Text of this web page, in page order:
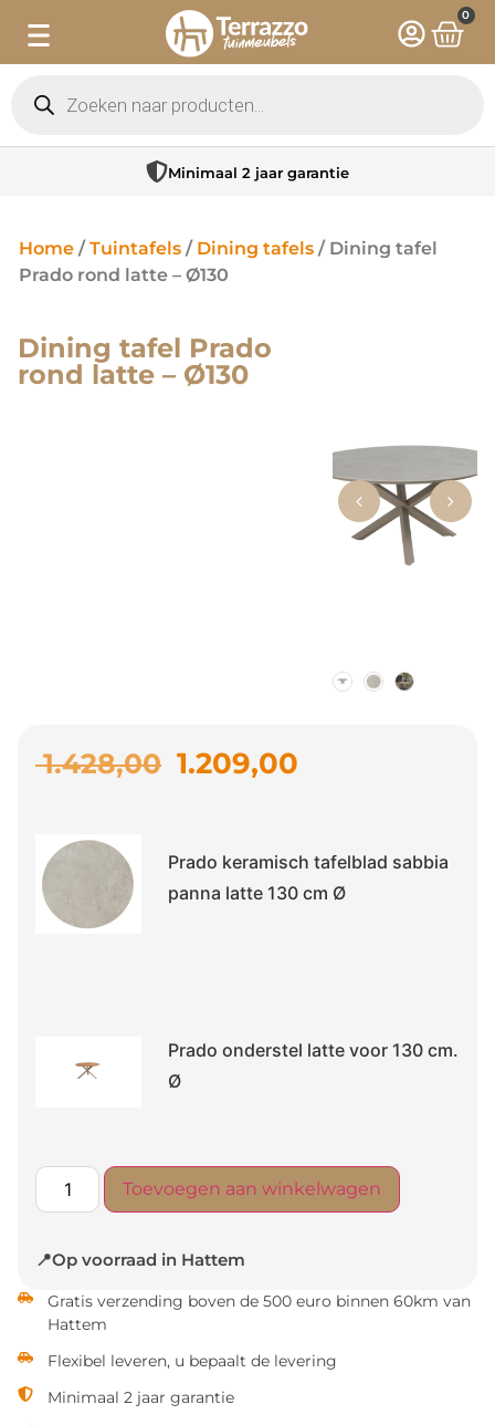
0
Minimaal 2 jaar garantie
Home /Tuintafels / Dining tafels / Dining tafel
Prado rond latte – Ø130
Dining tafel Prado
rond latte – Ø130
1.428,00 1.209,00
Prado keramisch tafelblad sabbia
panna latte 130 cm Ø
Prado onderstel latte voor 130 cm.
Ø
Toevoegen aan winkelwagen
📍Op voorraad in Hattem
Gratis verzending boven de 500 euro binnen 60km van
Hattem
Flexibel leveren, u bepaalt de levering
Minimaal 2 jaar garantie